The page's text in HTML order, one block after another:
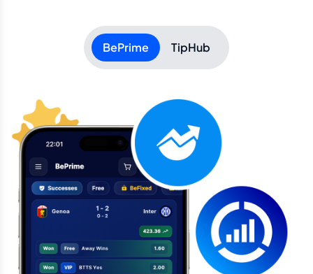
BePrime TipHub